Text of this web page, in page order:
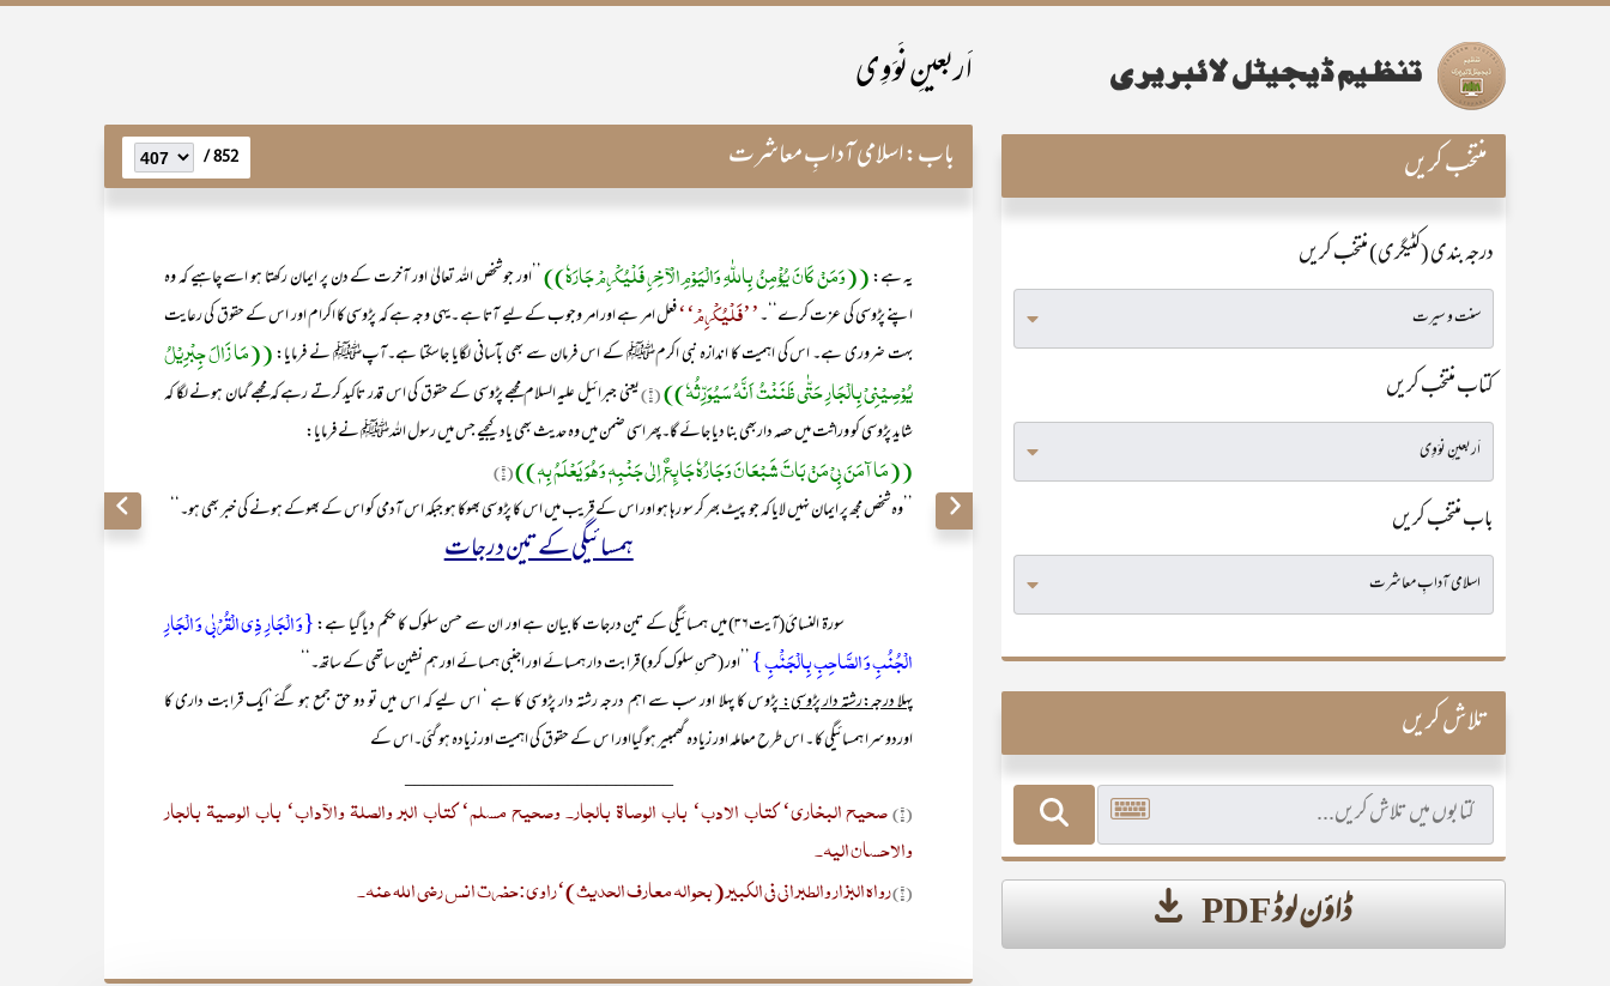
اَربعینِ نَوَوِی
باب:اسلامی آدابِ معاشرت 852 /
یہ ہے:((وَمَنْ کَانَ یُؤْمِنُ بِاللّٰہِ وَالْیَوْمِ الْآخِرِ فَلْیُکْرِمْ جَارَہٗ)) ’’اور جو شخص اللہ تعالیٰ اور آخرت کے دن پر ایمان رکھتا ہو اسے چاہیے کہ وہ
اپنے پڑوسی کی عزت کرے‘‘۔’’فَلْیُکْرِمْ‘‘فعل امر ہے اور امر وجوب کے لیے آتا ہے ۔یہی وجہ ہے کہ پڑوسی کا اکرام اور اس کے حقوق کی رعایت
بہت ضروری ہے۔ اس کی اہمیت کا اندازہ نبی اکرمﷺ کے اس فرمان سے بھی بآسانی لگایا جاسکتا ہے۔آپﷺ نے فرمایا:((مَا زَالَ جِبْرِیْلُ
یُوْصِیْنِیْ بِالْجَارِ حَتّٰی ظَنَنْتُ اَنَّہُ سَیُوَرِّثُہٗ))(۱) یعنی جبرائیل علیہ السلام مجھے پڑوسی کے حقوق کی اس قدر تاکید کرتے رہے کہ مجھے گمان ہونے لگا کہ
شاید پڑوسی کو وراثت میں حصہ داربھی بنا دیا جائے گا۔پھر اسی ضمن میں وہ حدیث بھی یاد کیجیے جس میں رسول اللہﷺ نے فرمایا:
((مَا آمَنَ بِیْ مَنْ بَاتَ شَبْعَانَ وَجَارُہٗ جَائِعٌ اِلٰی جَنْبِہٖ وَھُوَ یَعْلَمُ بِہٖ))(۲)
’’وہ شخص مجھ پر ایمان نہیں لایا کہ جو پیٹ بھر کر سو رہا ہو اور اس کے قریب میں اس کا پڑوسی بھوکا ہو جبکہ اس آدمی کو اس کے بھوکے ہونے کی خبر بھی ہو۔‘‘
ہمسائیگی کے تین درجات
سورۃ النسائ(آیت۳۶) میں ہمسائیگی کے تین درجات کا بیان ہے اور ان سے حسن سلوک کا حکم دیا گیا ہے:
{وَ الۡجَارِ ذِی الۡقُرۡبٰی وَ الۡجَارِ
الۡجُنُبِ وَ الصَّاحِبِ بِالۡجَنۡۢبِ } ’’اور (حسن ِسلوک کرو) قرابت دار ہمسائے اور اجنبی ہمسائے اور ہم نشین ساتھی کے ساتھ۔‘‘
پہلا درجہ:رشتہ دار پڑوسی:پڑوس کا پہلا اور سب سے اہم درجہ رشتہ دار پڑوسی کا ہے ‘ اس لیے کہ اس میں تو دو حق جمع ہو گئے‘ایک قرابت داری کا
اوردوسرا ہمسائیگی کا ۔ اس طرح معاملہ اور زیادہ گھمبیر ہو گیااور ا س کے حقوق کی اہمیت اور زیادہ ہو گئی۔اس کے
____________________________
(۱) صحیح البخاری‘ کتاب الادب‘ باب الوصاۃ بالجار۔ وصحیح مسلم‘ کتاب البر والصلۃ والآداب‘ باب الوصیۃ بالجار
والاحسان الیہ۔
(۲) رواہ البزار والطبرانی فی الکبیر(بحوالہ معارف الحدیث)‘راوی:حضرت انس رضی اللہ عنہ۔
منتخب کریں
درجہ بندی (کٹیگری) منتخب کریں
کتاب منتخب کریں
باب منتخب کریں
تلاش کریں
ڈاؤن لوڈ PDF